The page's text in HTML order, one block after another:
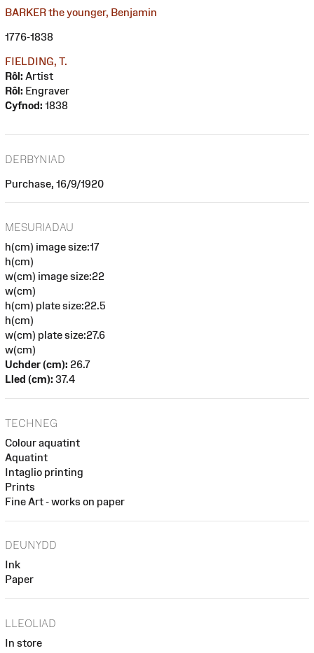
BARKER the younger, Benjamin
1776-1838
FIELDING, T.
Rôl: Artist
Rôl: Engraver
Cyfnod: 1838
DERBYNIAD
Purchase, 16/9/1920
MESURIADAU
h(cm) image size:17
h(cm)
w(cm) image size:22
w(cm)
h(cm) plate size:22.5
h(cm)
w(cm) plate size:27.6
w(cm)
Uchder (cm): 26.7
Lled (cm): 37.4
TECHNEG
Colour aquatint
Aquatint
Intaglio printing
Prints
Fine Art - works on paper
DEUNYDD
Ink
Paper
LLEOLIAD
In store